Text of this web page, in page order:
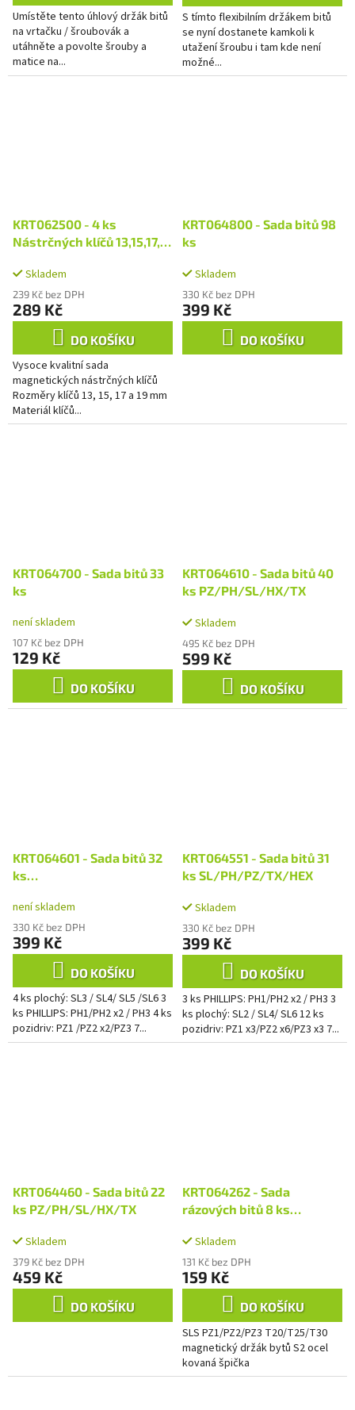
Umístěte tento úhlový držák bitů
na vrtačku / šroubovák a
utáhněte a povolte šrouby a
matice na...
S tímto flexibilním držákem bitů
se nyní dostanete kamkoli k
utažení šroubu i tam kde není
možné...
KRT062500 - 4 ks
Nástrčných klíčů 13,15,17,19
Skladem
239 Kč bez DPH
289 Kč
DO KOŠÍKU
Vysoce kvalitní sada
magnetických nástrčných klíčů
Rozměry klíčů 13, 15, 17 a 19 mm
Materiál klíčů...
KRT064800 - Sada bitů 98
ks
Skladem
330 Kč bez DPH
399 Kč
DO KOŠÍKU
KRT064700 - Sada bitů 33
ks
není skladem
107 Kč bez DPH
129 Kč
DO KOŠÍKU
KRT064610 - Sada bitů 40
ks PZ/PH/SL/HX/TX
Skladem
495 Kč bez DPH
599 Kč
DO KOŠÍKU
KRT064601 - Sada bitů 32
ks
není skladem
330 Kč bez DPH
399 Kč
DO KOŠÍKU
4 ks plochý: SL3 / SL4/ SL5 /SL6 3
ks PHILLIPS: PH1/PH2 x2 / PH3 4 ks
pozidriv: PZ1 /PZ2 x2/PZ3 7...
KRT064551 - Sada bitů 31
ks SL/PH/PZ/TX/HEX
Skladem
330 Kč bez DPH
399 Kč
DO KOŠÍKU
3 ks PHILLIPS: PH1/PH2 x2 / PH3 3
ks plochý: SL2 / SL4/ SL6 12 ks
pozidriv: PZ1 x3/PZ2 x6/PZ3 x3 7...
KRT064460 - Sada bitů 22
ks PZ/PH/SL/HX/TX
Skladem
379 Kč bez DPH
459 Kč
DO KOŠÍKU
KRT064262 - Sada
rázových bitů 8 ks
Skladem
131 Kč bez DPH
159 Kč
DO KOŠÍKU
SLS PZ1/PZ2/PZ3 T20/T25/T30
magnetický držák bytů S2 ocel
kovaná špička